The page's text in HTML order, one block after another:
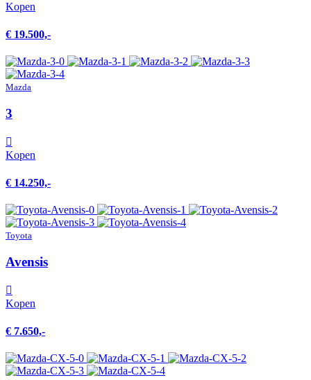
Kopen
€ 19.500,-
Mazda
3
Kopen
€ 14.250,-
Toyota
Avensis
Kopen
€ 7.650,-